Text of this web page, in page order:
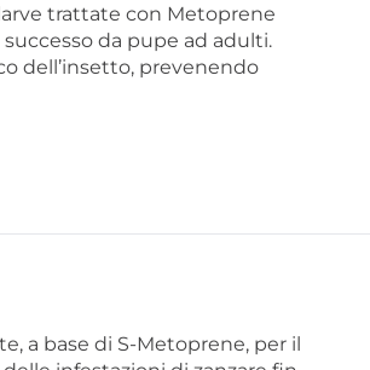
trattate con Metoprene
da pupe ad adulti.
dell’insetto, prevenendo
a base di S-Metoprene, per il